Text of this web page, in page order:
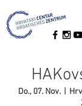
Do., 07. Nov.
  |